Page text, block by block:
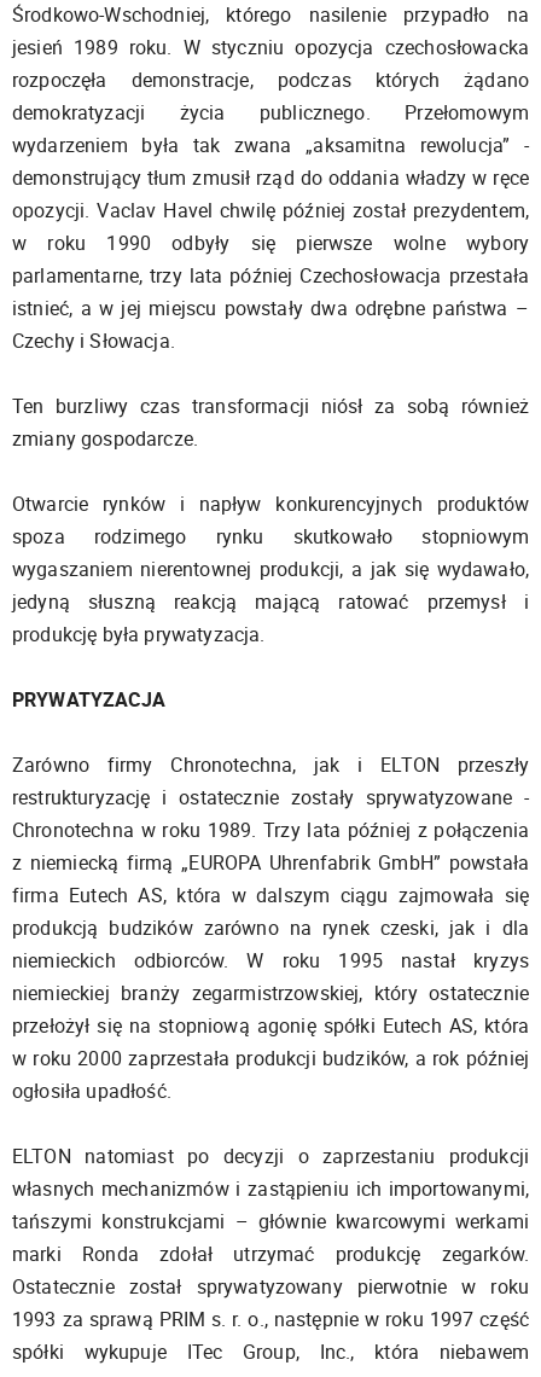
Środkowo-Wschodniej, którego nasilenie przypadło na
jesień 1989 roku. W styczniu opozycja czechosłowacka
rozpoczęła demonstracje, podczas których żądano
demokratyzacji życia publicznego. Przełomowym
wydarzeniem była tak zwana „aksamitna rewolucja” -
demonstrujący tłum zmusił rząd do oddania władzy w ręce
opozycji. Vaclav Havel chwilę później został prezydentem,
w roku 1990 odbyły się pierwsze wolne wybory
parlamentarne, trzy lata później Czechosłowacja przestała
istnieć, a w jej miejscu powstały dwa odrębne państwa –
Czechy i Słowacja.
Ten burzliwy czas transformacji niósł za sobą również
zmiany gospodarcze.
Otwarcie rynków i napływ konkurencyjnych produktów
spoza rodzimego rynku skutkowało stopniowym
wygaszaniem nierentownej produkcji, a jak się wydawało,
jedyną słuszną reakcją mającą ratować przemysł i
produkcję była prywatyzacja.
PRYWATYZACJA
Zarówno firmy Chronotechna, jak i ELTON przeszły
restrukturyzację i ostatecznie zostały sprywatyzowane -
Chronotechna w roku 1989. Trzy lata później z połączenia
z niemiecką firmą „EUROPA Uhrenfabrik GmbH” powstała
firma Eutech AS, która w dalszym ciągu zajmowała się
produkcją budzików zarówno na rynek czeski, jak i dla
niemieckich odbiorców. W roku 1995 nastał kryzys
niemieckiej branży zegarmistrzowskiej, który ostatecznie
przełożył się na stopniową agonię spółki Eutech AS, która
w roku 2000 zaprzestała produkcji budzików, a rok później
ogłosiła upadłość.
ELTON natomiast po decyzji o zaprzestaniu produkcji
własnych mechanizmów i zastąpieniu ich importowanymi,
tańszymi konstrukcjami – głównie kwarcowymi werkami
marki Ronda zdołał utrzymać produkcję zegarków.
Ostatecznie został sprywatyzowany pierwotnie w roku
1993 za sprawą PRIM s. r. o., następnie w roku 1997 część
spółki wykupuje ITec Group, Inc., która niebawem